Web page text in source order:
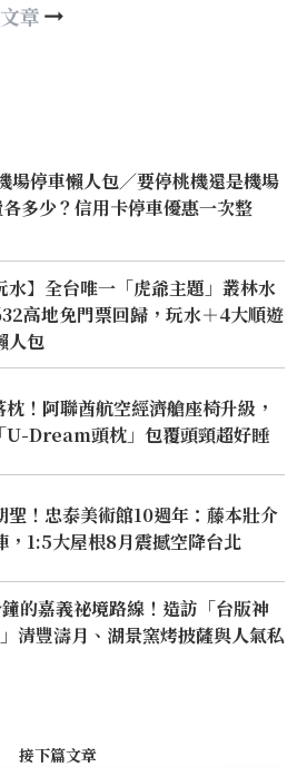
章
場停車懶人包／要停桃機還是機場
多少？信用卡停車優惠一次整
水】全台唯一「虎爺主題」叢林水
高地免門票回歸，玩水＋4大順遊
人包
！阿聯酋航空經濟艙座椅升級，
U-Dream頭枕」包覆頭頸超好睡
聖！忠泰美術館10週年：藤本壯介
，1:5大屋根8月震撼空降台北
的嘉義祕境路線！造訪「台版神
清豐濤月、湖景窯烤披薩與人氣私
接下篇文章